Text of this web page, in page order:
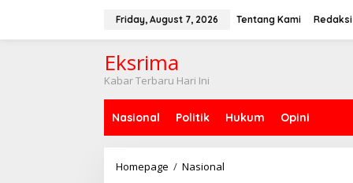
Friday, August 7, 2026 Tentang Kami Redaksi
Eksrima
Kabar Terbaru Hari Ini
Nasional Politik Hukum Opini
Homepage / Nasional